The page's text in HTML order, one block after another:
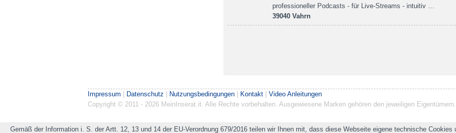
professioneller Podcasts - für Live-Streams - intuitiv …
39040 Vahrn
Impressum | Datenschutz | Nutzungsbedingungen | Kontakt | Video Anleitungen
Copyright © 2011 - 2026 MeinInserat.it. Alle Rechte vorbehalten. Ausgewiesene Marken gehören den jeweiligen Eigentümern.
Gemäß der Information i. S. der Artt. 12, 13 und 14 der EU-Verordnung 679/2016 teilen wir Ihnen mit, dass diese Webseite eigene technische